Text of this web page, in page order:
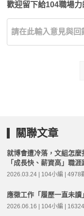
歡迎留下給104職場
關聯文章
就博會遭冷落，文組怎
「成長快、薪資高」職涯
2026.03.24 | 104小編 | 4978
應徵工作「履歷一直未讀
2026.06.16 | 104小編 |